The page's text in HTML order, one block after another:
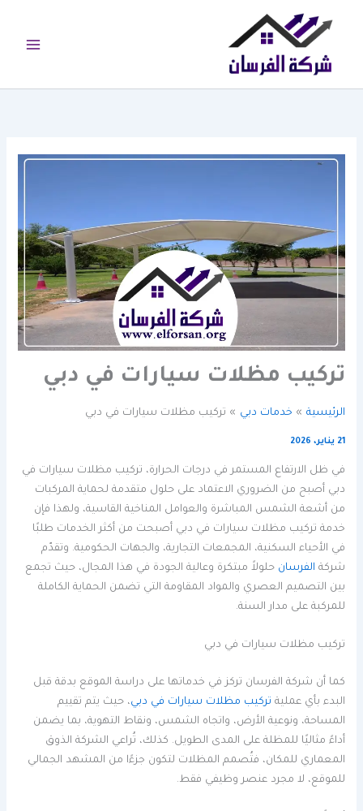
تركيب مظلات سيارات في دبي
الرئيسية خدمات دبي تركيب مظلات سيارات في دبي
21 يناير، 2026
في ظل الارتفاع المستمر في درجات الحرارة، تركيب مظلات سيارات في
دبي أصبح من الضروري الاعتماد على حلول متقدمة لحماية المركبات
من أشعة الشمس المباشرة والعوامل المناخية القاسية، ولهذا فإن
خدمة تركيب مظلات سيارات في دبي أصبحت من أكثر الخدمات طلبًا
في الأحياء السكنية، المجمعات التجارية، والجهات الحكومية. وتقدّم
شركة الفرسان حلولاً مبتكرة وعالية الجودة في هذا المجال، حيث تجمع
بين التصميم العصري والمواد المقاومة التي تضمن الحماية الكاملة
للمركبة على مدار السنة.
تركيب مظلات سيارات في دبي
كما أن شركة الفرسان تركز في خدماتها على دراسة الموقع بدقة قبل
البدء بأي عملية تركيب مظلات سيارات في دبي، حيث يتم تقييم
المساحة، ونوعية الأرض، واتجاه الشمس، ونقاط التهوية، بما يضمن
أداءً مثاليًا للمظلة على المدى الطويل. كذلك، تُراعي الشركة الذوق
المعماري للمكان، فتُصمم المظلات لتكون جزءًا من المشهد الجمالي
للموقع، لا مجرد عنصر وظيفي فقط.